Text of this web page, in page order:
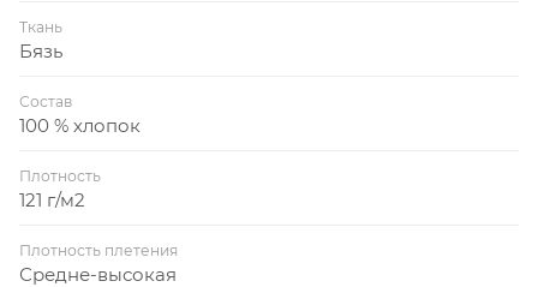
Ткань
Бязь
Состав
100 % хлопок
Плотность
121 г/м2
Плотность плетения
Средне-высокая